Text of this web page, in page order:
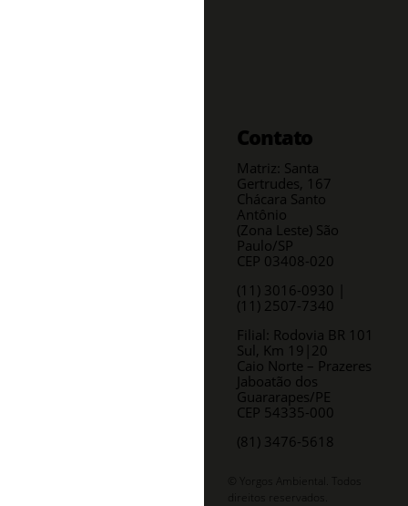
Contato
Matriz: Santa
Gertrudes, 167
Chácara Santo
Antônio
(Zona Leste) São
Paulo/SP
CEP 03408-020
(11) 3016-0930​ |
(11) 2507-7340
Filial: Rodovia BR 101
Sul, Km 19|20
Caio Norte – Prazeres
Jaboatão dos
Guararapes/PE
CEP 54335-000
(81) 3476-5618
© Yorgos Ambiental. Todos
direitos reservados.